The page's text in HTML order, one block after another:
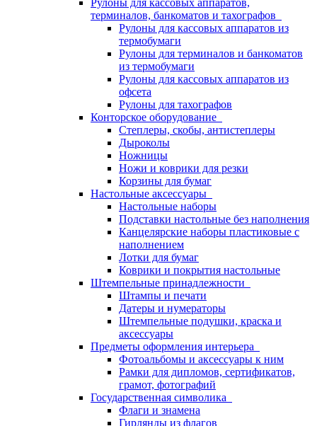
Рулоны для кассовых аппаратов,
терминалов, банкоматов и тахографов
Рулоны для кассовых аппаратов из
термобумаги
Рулоны для терминалов и банкоматов
из термобумаги
Рулоны для кассовых аппаратов из
офсета
Рулоны для тахографов
Конторское оборудование
Степлеры, скобы, антистеплеры
Дыроколы
Ножницы
Ножи и коврики для резки
Корзины для бумаг
Настольные аксессуары
Настольные наборы
Подставки настольные без наполнения
Канцелярские наборы пластиковые с
наполнением
Лотки для бумаг
Коврики и покрытия настольные
Штемпельные принадлежности
Штампы и печати
Датеры и нумераторы
Штемпельные подушки, краска и
аксессуары
Предметы оформления интерьера
Фотоальбомы и аксессуары к ним
Рамки для дипломов, сертификатов,
грамот, фотографий
Государственная символика
Флаги и знамена
Гирлянды из флагов